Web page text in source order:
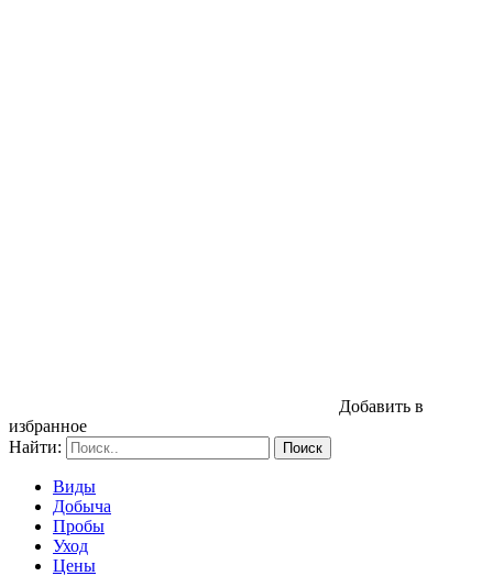
Добавить в
избранное
Найти:
Виды
Добыча
Пробы
Уход
Цены